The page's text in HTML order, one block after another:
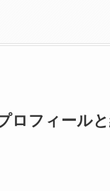
ロフィール